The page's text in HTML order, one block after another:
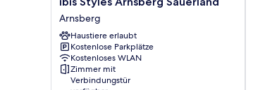
Styles
Arnsberg
Sauerland
Arnsberg
Arnsberg
Haustiere erlaubt
Kostenlose Parkplätze
Kostenloses WLAN
Zimmer mit
Verbindungstür